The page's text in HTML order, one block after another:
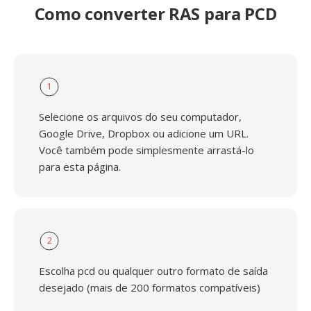
Como converter RAS para PCD
1
Selecione os arquivos do seu computador,
Google Drive, Dropbox ou adicione um URL.
Você também pode simplesmente arrastá-lo
para esta página.
2
Escolha pcd ou qualquer outro formato de saída
desejado (mais de 200 formatos compatíveis)